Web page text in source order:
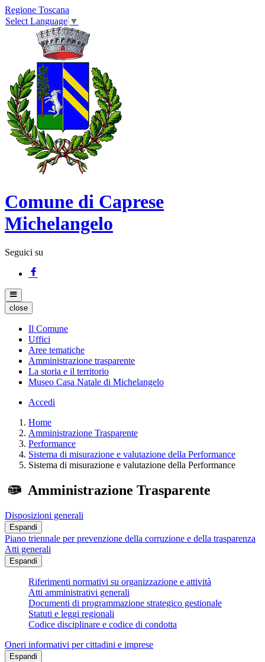
Regione Toscana
Select Language ▼
Comune di Caprese
Michelangelo
Seguici su
close
Il Comune
Uffici
Aree tematiche
Amministrazione trasparente
La storia e il territorio
Museo Casa Natale di Michelangelo
Accedi
Home
Amministrazione Trasparente
Performance
Sistema di misurazione e valutazione della Performance
Sistema di misurazione e valutazione della Performance
Amministrazione Trasparente
Disposizioni generali
Espandi
Piano triennale per prevenzione della corruzione e della trasparenza
Atti generali
Espandi
Riferimenti normativi su organizzazione e attività
Atti amministrativi generali
Documenti di programmazione strategico gestionale
Statuti e leggi regionali
Codice disciplinare e codice di condotta
Oneri informativi per cittadini e imprese
Espandi